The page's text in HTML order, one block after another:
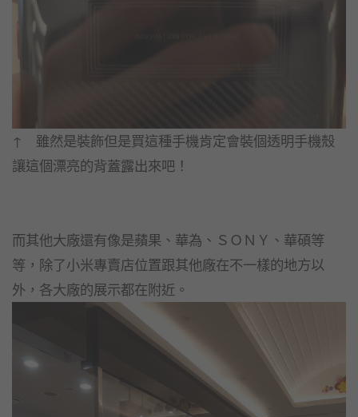
↑ 雖然是裝飾但是買這種手機肯定會裝個透明手機殼
讓這個漂亮的背蓋露出來吧！
而其他大廠還有像是蘋果、華為、ＳＯＮＹ、華碩等
等，除了小米專賣店位置跟其他廠在不一樣的地方以
外，各大廠的展示都在附近。